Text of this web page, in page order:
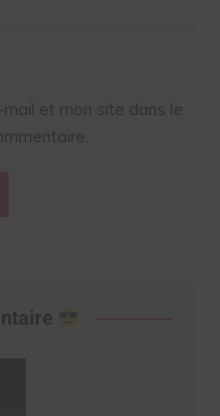
et mon site dans le